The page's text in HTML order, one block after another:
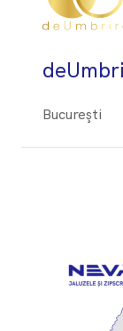
Bucureşti